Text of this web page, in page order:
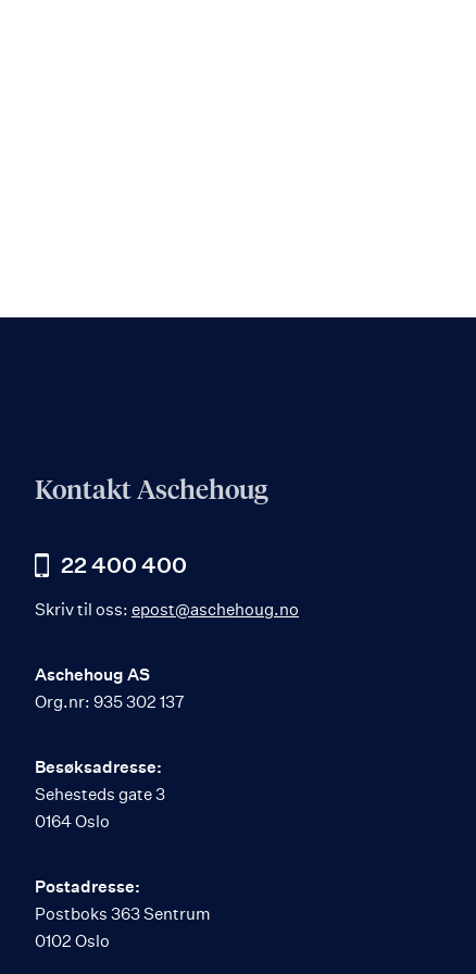
Kontakt Aschehoug
22 400 400
Skriv til oss: epost@aschehoug.no
Aschehoug AS
Org.nr: 935 302 137
Besøksadresse:
Sehesteds gate 3
0164 Oslo
Postadresse:
Postboks 363 Sentrum
0102 Oslo